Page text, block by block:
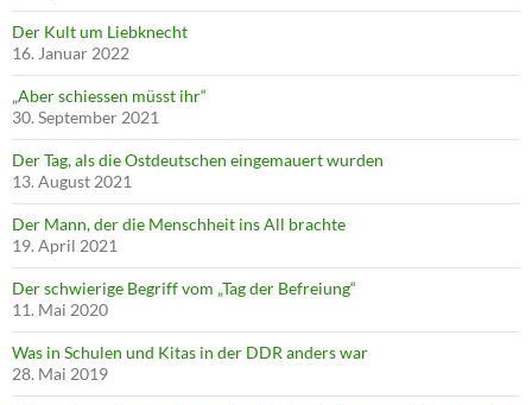
Der Kult um Liebknecht
16. Januar 2022
„Aber schiessen müsst ihr“
30. September 2021
Der Tag, als die Ostdeutschen eingemauert wurden
13. August 2021
Der Mann, der die Menschheit ins All brachte
19. April 2021
Der schwierige Begriff vom „Tag der Befreiung“
11. Mai 2020
Was in Schulen und Kitas in der DDR anders war
28. Mai 2019